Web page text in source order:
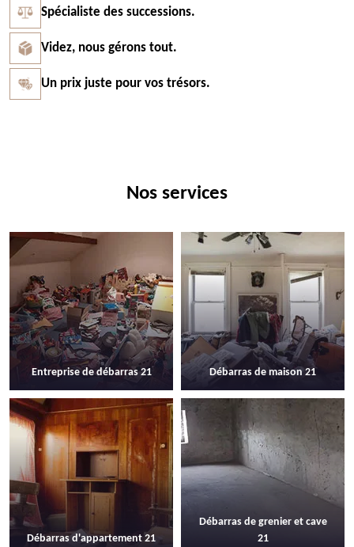
Spécialiste des successions.
Videz, nous gérons tout.
Un prix juste pour vos trésors.
Nos services
Entreprise de débarras 21 Débarras de maison 21
Débarras d'appartement 21
Débarras de grenier et cave
21